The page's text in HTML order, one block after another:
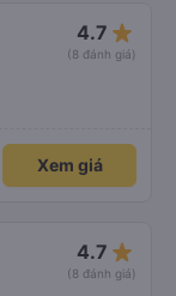
4.7 star_rate
(8 đánh giá)
Xem giá
4.7 star_rate
(8 đánh giá)